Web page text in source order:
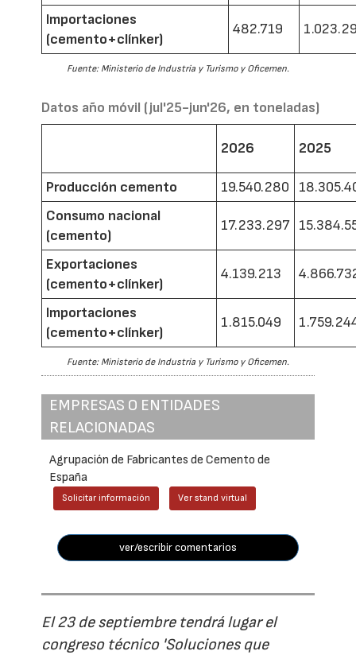
Importaciones
(cemento+clínker)
482.719
Fuente: Ministerio de Industria y Turismo y Oficemen.
Datos año móvil (jul'25-jun'26, en toneladas)
2026 2025
Producción cemento 19.540.280
Consumo nacional
(cemento)
17.233.297
Exportaciones
(cemento+clínker)
4.139.213
Importaciones
(cemento+clínker)
1.815.049
Fuente: Ministerio de Industria y Turismo y Oficemen.
EMPRESAS O ENTIDADES
RELACIONADAS
Agrupación de Fabricantes de Cemento de
España
Solicitar información Ver stand virtual
ver/escribir comentarios
El 23 de septiembre tendrá lugar el
congreso técnico 'Soluciones que